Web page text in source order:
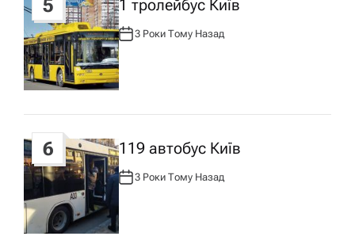
5 1 тролейбус Київ
А
В
Т
О
Р
:
3 Роки Тому Назад
6 119 автобус Київ
А
Р
:
3 Роки Тому Назад